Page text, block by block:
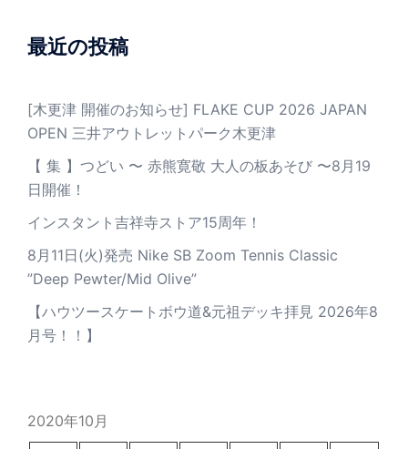
最近の投稿
[木更津 開催のお知らせ] FLAKE CUP 2026 JAPAN
OPEN 三井アウトレットパーク木更津
【 集 】つどい 〜 赤熊寛敬 大人の板あそび 〜8月19
日開催！
インスタント吉祥寺ストア15周年！
8月11日(火)発売 Nike SB Zoom Tennis Classic
”Deep Pewter/Mid Olive”
【ハウツースケートボウ道&元祖デッキ拝見 2026年8
月号！！】
2020年10月